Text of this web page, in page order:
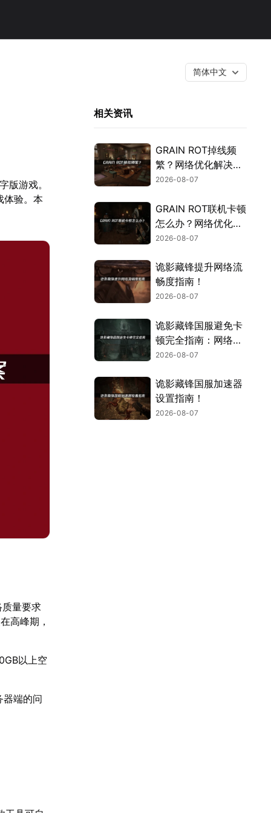
简体中文
版游戏。
体验。本
量要求
高峰期，
以上空
端的问
相关资讯
GRAIN ROT掉线频
繁？网络优化解决指
南！
2026-08-07
GRAIN ROT联机卡顿
怎么办？网络优化解
决方案！
2026-08-07
诡影藏锋提升网络流
畅度指南！
2026-08-07
诡影藏锋国服避免卡
顿完全指南：网络优
化与解决技巧！
2026-08-07
诡影藏锋国服加速器
设置指南！
2026-08-07